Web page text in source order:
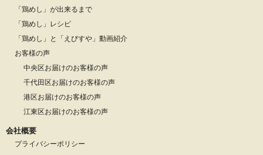
「鶏めし」が出来るまで
「鶏めし」レシピ
「鶏めし」と「えびすや」動画紹介
お客様の声
中央区お届けのお客様の声
千代田区お届けのお客様の声
港区お届けのお客様の声
江東区お届けのお客様の声
会社概要
プライバシーポリシー